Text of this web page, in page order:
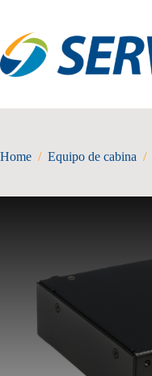
content
Home / Equipo de cabina /